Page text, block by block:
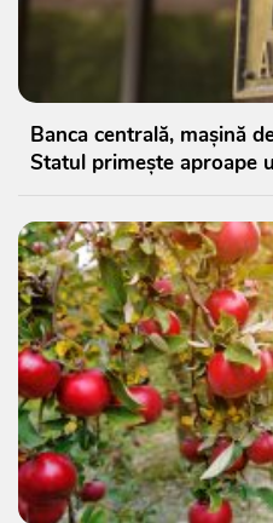
Banca centrală, mașină
Statul primește aproape